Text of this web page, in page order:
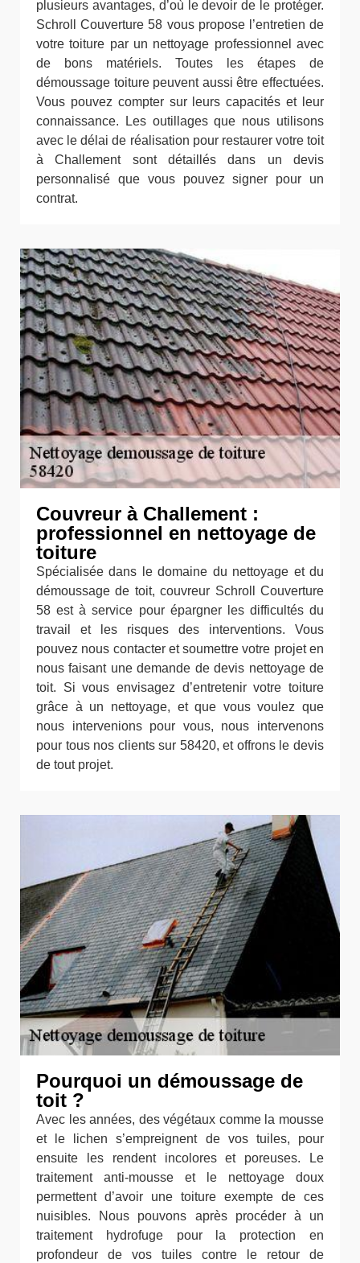
plusieurs avantages, d’où le devoir de le protéger.
Schroll Couverture 58 vous propose l’entretien de
votre toiture par un nettoyage professionnel avec
de bons matériels. Toutes les étapes de
démoussage toiture peuvent aussi être effectuées.
Vous pouvez compter sur leurs capacités et leur
connaissance. Les outillages que nous utilisons
avec le délai de réalisation pour restaurer votre toit
à Challement sont détaillés dans un devis
personnalisé que vous pouvez signer pour un
contrat.
Couvreur à Challement :
professionnel en nettoyage de
toiture
Spécialisée dans le domaine du nettoyage et du
démoussage de toit, couvreur Schroll Couverture
58 est à service pour épargner les difficultés du
travail et les risques des interventions. Vous
pouvez nous contacter et soumettre votre projet en
nous faisant une demande de devis nettoyage de
toit. Si vous envisagez d’entretenir votre toiture
grâce à un nettoyage, et que vous voulez que
nous intervenions pour vous, nous intervenons
pour tous nos clients sur 58420, et offrons le devis
de tout projet.
Pourquoi un démoussage de
toit ?
Avec les années, des végétaux comme la mousse
et le lichen s’empreignent de vos tuiles, pour
ensuite les rendent incolores et poreuses. Le
traitement anti-mousse et le nettoyage doux
permettent d’avoir une toiture exempte de ces
nuisibles. Nous pouvons après procéder à un
traitement hydrofuge pour la protection en
profondeur de vos tuiles contre le retour de